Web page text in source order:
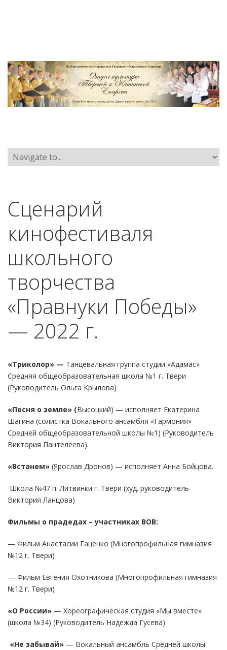
Сценарий
кинофестиваля
школьного
творчества
«Правнуки Победы»
— 2022 г.
«Триколор» — Танцевальная группа студии «Адамас»
Средняя общеобразовательная школа №1 г. Твери
(Руководитель Ольга Крылова)
«Песня о земле» (Высоцкий) — исполняет Екатерина
Шагина (солистка Вокального ансамбля «Гармония»
Средней общеобразовательной школы №1) (Руководитель
Виктория Пантелеева).
«Встанем» (Ярослав Дронов) — исполняет Анна Бойцова.
Школа №47 п. Литвинки г. Твери (худ. руководитель
Виктория Ланцова)
Фильмы о прадедах – участниках ВОВ:
— Фильм Анастасии Гаценко (Многопрофильная гимназия
№12 г. Твери)
— Фильм Евгения Охотникова (Многопрофильная гимназия
№12 г. Твери)
«О России» — Хореографическая студия «Мы вместе»
(школа №34) (Руководитель Надежда Гусева)
«Не забывай» — Вокальный ансамбль Средней школы